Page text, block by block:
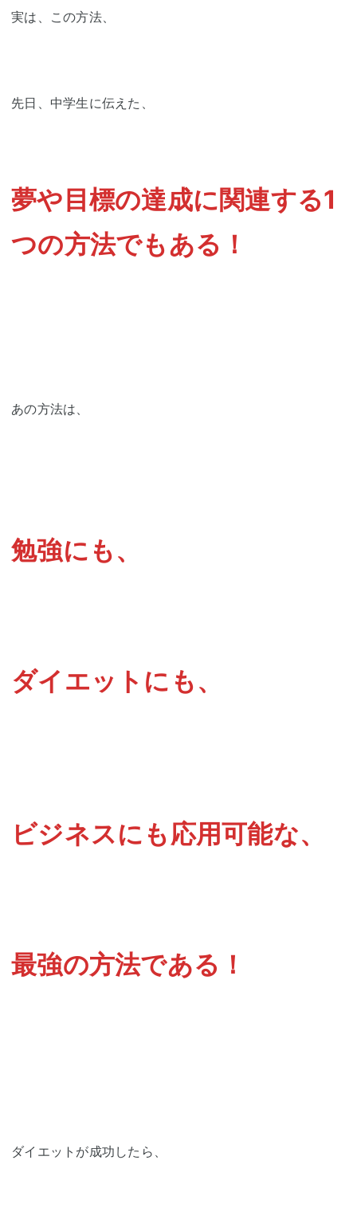
実は、この方法、
先日、中学生に伝えた、
夢や目標の達成に関連する1
つの方法でもある！
あの方法は、
勉強にも、
ダイエットにも、
ビジネスにも応用可能な、
最強の方法である！
ダイエットが成功したら、